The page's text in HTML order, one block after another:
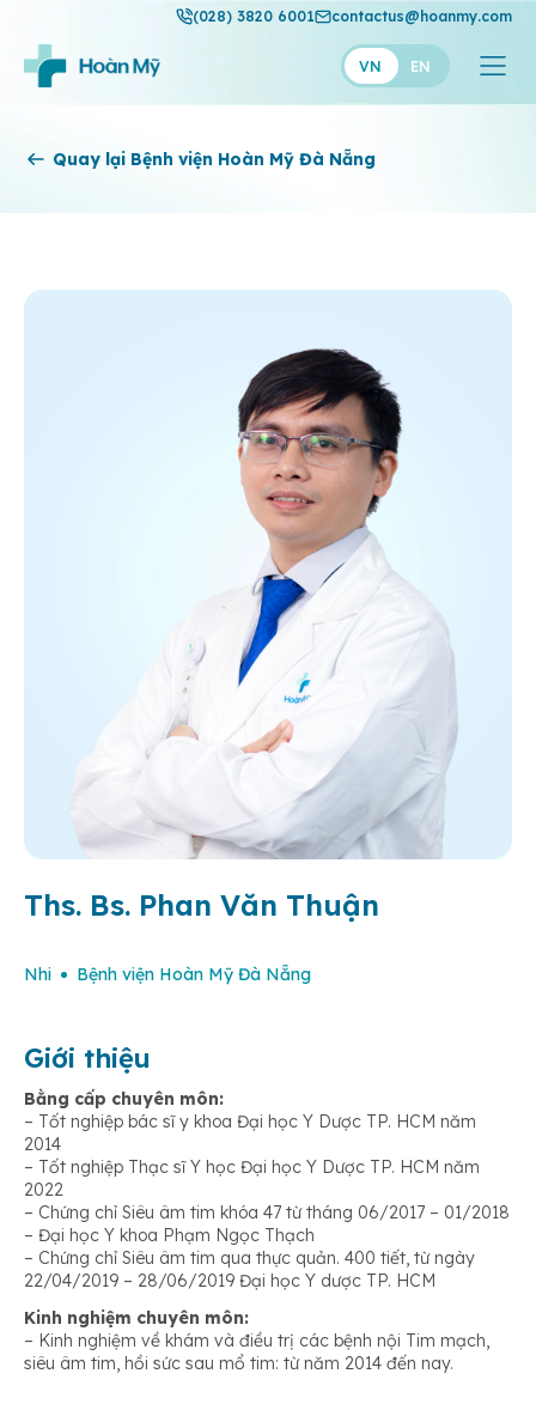
(028) 3820 6001 contactus@hoanmy.com
VN EN
Hoàn Mỹ
Thuận Mỹ
Quay lại Bệnh viện Hoàn Mỹ Đà Nẵng
Ths. Bs. Phan Văn Thuận
Nhi Bệnh viện Hoàn Mỹ Đà Nẵng
Giới thiệu
Bằng cấp chuyên môn:
– Tốt nghiệp bác sĩ y khoa Đại học Y Dược TP. HCM năm
2014
– Tốt nghiệp Thạc sĩ Y học Đại học Y Dược TP. HCM năm
2022
– Chứng chỉ Siêu âm tim khóa 47 từ tháng 06/2017 – 01/2018
– Đại học Y khoa Phạm Ngọc Thạch
– Chứng chỉ Siêu âm tim qua thực quản. 400 tiết, từ ngày
22/04/2019 – 28/06/2019 Đại học Y dược TP. HCM
Kinh nghiệm chuyên môn:
– Kinh nghiệm về khám và điều trị các bệnh nội Tim mạch,
siêu âm tim, hồi sức sau mổ tim: từ năm 2014 đến nay.